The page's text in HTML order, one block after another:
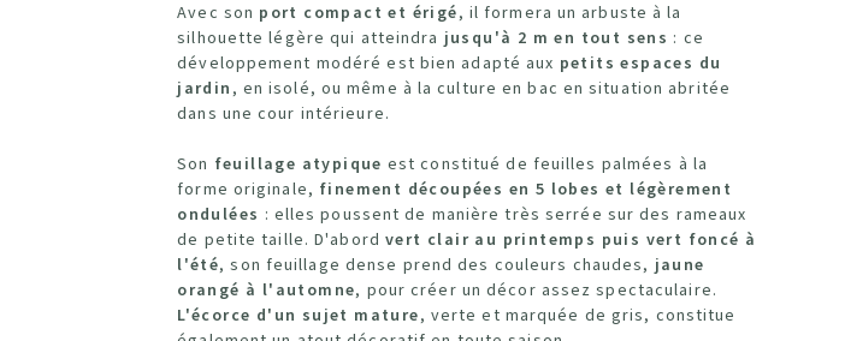
Avec son port compact et érigé, il formera un arbuste à la
silhouette légère qui atteindrajusqu'à 2 m en tout sens : ce
développement modéré est bien adapté aux petits espaces du
jardin, en isolé, ou même à la culture en bac en situation abritée
dans une cour intérieure.
Son feuillage atypique est constitué de feuilles palmées à la
forme originale, finement découpées en 5 lobes et légèrement
ondulées : elles poussent de manière très serrée sur des rameaux
de petite taille. D'abord vert clair au printemps puis vert foncé à
l'été, son feuillage dense prend des couleurs chaudes,jaune
orangé à l'automne, pour créer un décor assez spectaculaire.
L'écorce d'un sujet mature, verte et marquée de gris, constitue